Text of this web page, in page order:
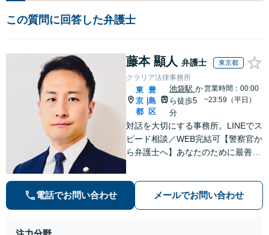
この質問に回答した弁護士
藤本 顯人 弁護士 東京都
クラリア法律事務所
東
京
都
|
豊
島
区
池袋駅 か
ら徒歩5
分
営業時間：00:00
~23:59（平日）
対話を大切にする事務所。LINEでス
ピード相談／WEB完結可【警察官か
ら弁護士へ】あなたのために最善の
婚などの民事から刑事事件まで幅広
く支援【完全個室】
電話でお問い合わせ メールでお問い合わせ